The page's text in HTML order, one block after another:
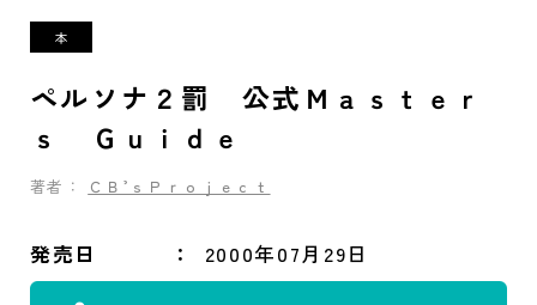
ペルソナ２罰 公式Ｍａｓｔｅｒ
ｓ Ｇｕｉｄｅ
著者： ＣＢ’ｓＰｒｏｊｅｃｔ
発売日 2000年07月29日